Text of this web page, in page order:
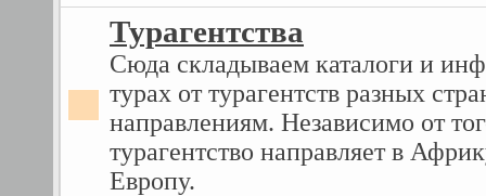
Турагентства
Сюда складываем каталоги и
турах от турагентств разных
направлениям. Независимо от
турагентство направляет в
Европу.